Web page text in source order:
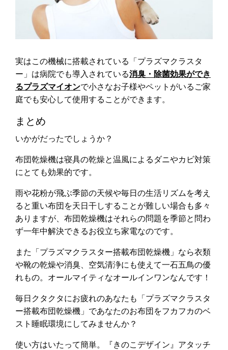
実はこの機械に搭載されている「プラズマクラスタ
ー」は病院でも導入されている消臭・除菌効果ができ
るプラズマイオンで小さなお子様やペットがいるご家
庭でも安心して使用することができます。
まとめ
いかがだったでしょうか？
布団乾燥機は寝具の乾燥と温風によるダニやカビ対策
にとても効果的です。
雨や花粉が飛ぶ季節の天候や毎日の生活リズムを考え
ると重い布団を天日干しすることが難しい場合も多々
ありますが、布団乾燥機はそれらの問題を季節と問わ
ず一年中解決できるお役立ち家電なのです。
また「プラズマクラスター搭載布団乾燥機」なら衣類
や靴の乾燥や消臭、空気清浄にも使えて一石五鳥の優
れもの。オールマイティなオールインワンなんです！
毎日クタクタにお疲れのあなたも「プラズマクラスタ
ー搭載布団乾燥機」であなたのお布団をフカフカのベ
スト睡眠環境にしてみませんか？
使い方はいたって簡単。『きのこデザイン』アタッチ